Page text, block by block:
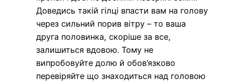
Доведись такій гілці впасти вам на голову
через сильний порив вітру – то ваша
друга половинка, скоріше за все,
залишиться вдовою. Тому не
випробовуйте долю й обов’язково
перевіряйте що знаходиться над головою